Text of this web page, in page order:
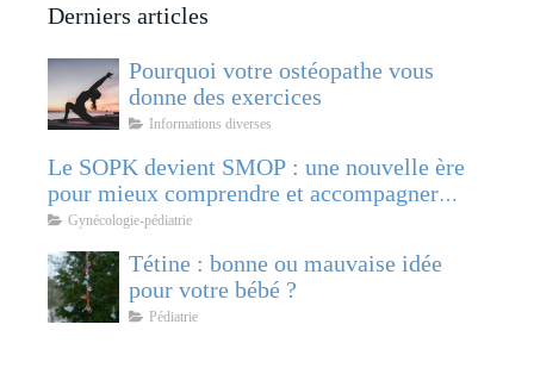
Derniers articles
Pourquoi votre ostéopathe vous
donne des exercices
Informations diverses
Le SOPK devient SMOP : une nouvelle ère
pour mieux comprendre et accompagner
cette pathologie féminine
Gynécologie-pédiatrie
Tétine : bonne ou mauvaise idée
pour votre bébé ?
Pédiatrie